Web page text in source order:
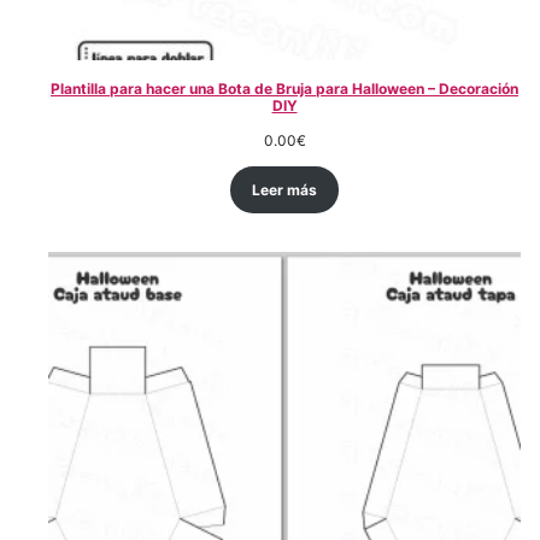
Plantilla para hacer una Bota de Bruja para Halloween – Decoración
DIY
0.00€
Leer más